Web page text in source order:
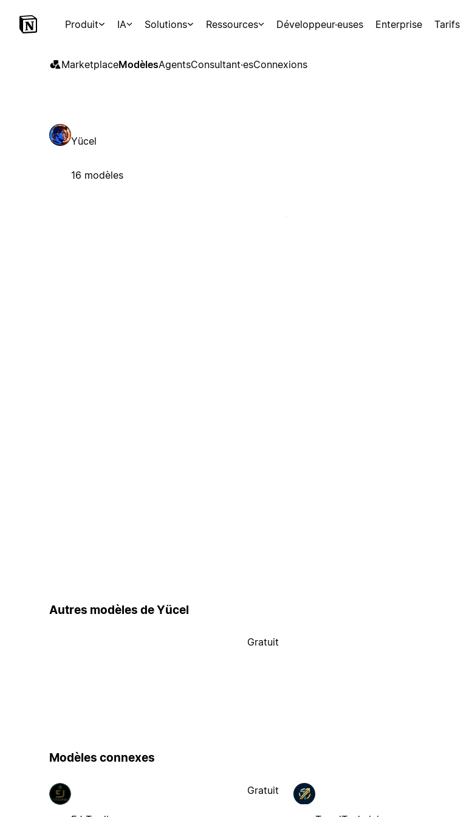
Produit IA Solutions Ressources Développeur·euses Enterprise Tarifs
MarketplaceModèlesAgentsConsultant·esConnexions
Yücel
16 modèles
Autres modèles de Yücel
Gratuit
Modèles connexes
Gratuit